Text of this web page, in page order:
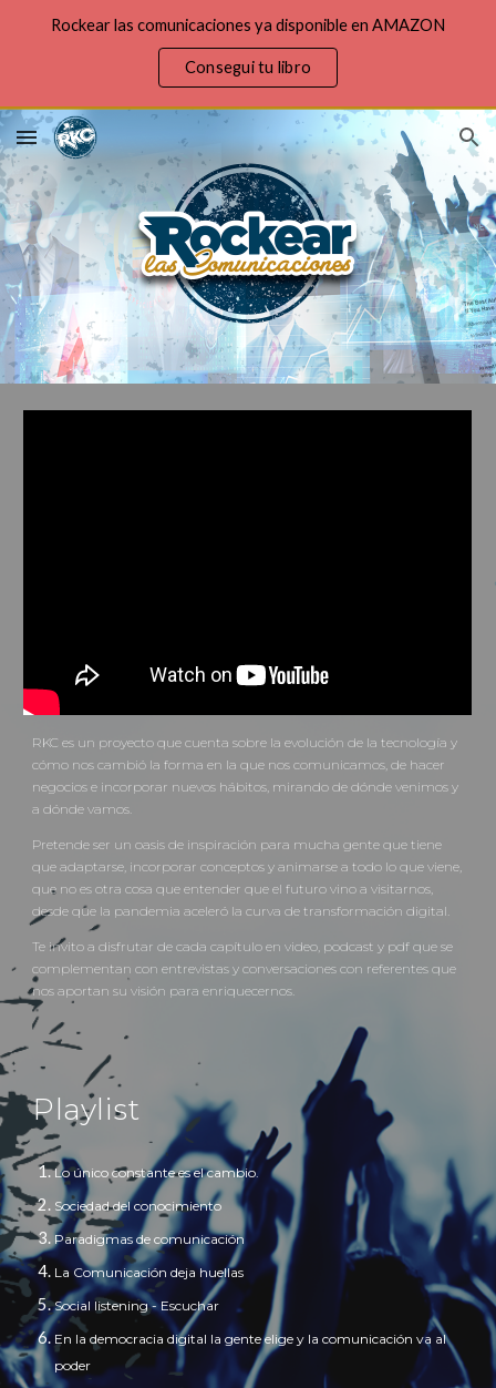
Rockear las comunicaciones ya disponible en AMAZON
Consegui tu libro
RKC es un proyectoquecuenta sobre la evolución de la tecnología y
cómo nos cambió la forma en la que nos comunicamos , de hacer
negocios e incorporar nuevos hábitos, mirando de dónde venimos y
a dónde vamos.
Pretende ser un oasis de inspiración para mucha gente que tiene
que adaptarse, incorporar conceptos y animarse a todo lo que viene,
que no es otra cosa que entender que el futuro vino a visitarnos,
desde que la pandemia aceleró la curva de transformación digital.
Te invito a disfrutar de cada capítulo en video, podcast y pdf que se
complementan con entrevistas y conversaciones con referentes que
nos aportan su visión para enriquecernos.
Playlist
Lo único constante es el cambio.
Sociedad del conocimiento
Paradigmas de comunicación
La Comunicación deja huellas
Social listening - Escuchar
En la democracia digital la gente elige y la comunicación va al
poder